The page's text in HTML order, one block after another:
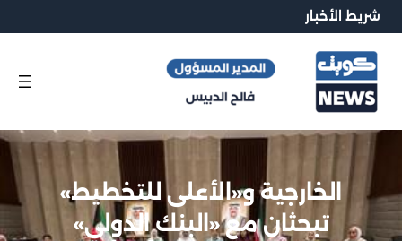
شريط الأخبار
الخارجية و«الأعلى للتخطيط»
تبحثان مع «البنك الدولي»